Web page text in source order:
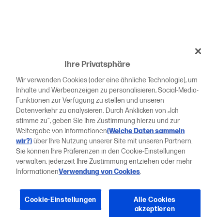
Ihre Privatsphäre
Wir verwenden Cookies (oder eine ähnliche Technologie), um
Inhalte und Werbeanzeigen zu personalisieren, Social-Media-
Funktionen zur Verfügung zu stellen und unseren
Datenverkehr zu analysieren. Durch Anklicken von „Ich
stimme zu“, geben Sie Ihre Zustimmung hierzu und zur
Weitergabe von Informationen(Welche Daten sammeln
wir?)über Ihre Nutzung unserer Site mit unseren Partnern.
Sie können Ihre Präferenzen in den Cookie-Einstellungen
verwalten, jederzeit Ihre Zustimmung entziehen oder mehr
InformationenVerwendung von Cookies.
Cookie-Einstellungen
Alle Cookies
akzeptieren